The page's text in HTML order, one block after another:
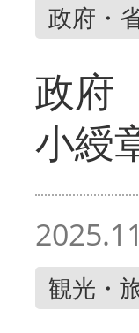
政府・
政府
小綬
観光・